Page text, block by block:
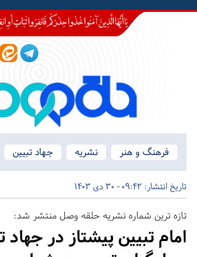
فرهنگ و هنر
نشریه جهاد تبیین
تاریخ انتشار: 09:42 - 30 دی 1403
تازه ترین شماره نشریه حلقه وصل منتشر شد:
امام تبیین پیشتاز در جهاد